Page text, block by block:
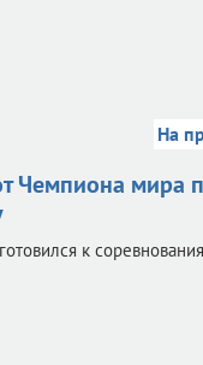
На
Чемпиона мира
к